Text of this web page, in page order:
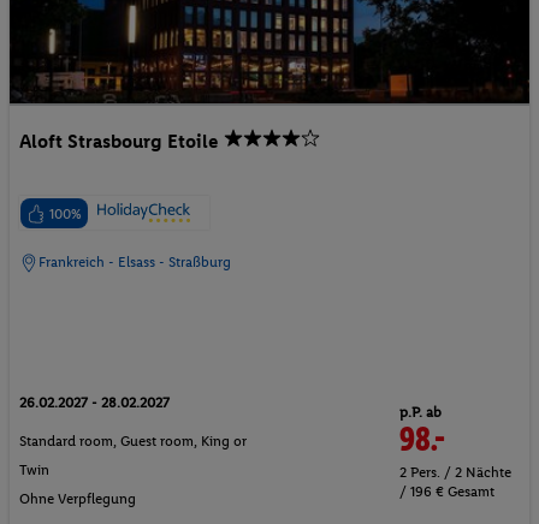
Aloft Strasbourg Etoile
100%
Frankreich - Elsass - Straßburg
26.02.2027 - 28.02.2027
Standard room, Guest room, King or
Twin
Ohne Verpflegung
p.P. ab
98.-
2 Pers. / 2 Nächte
/ 196 € Gesamt